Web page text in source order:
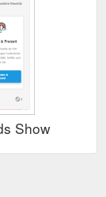
Show